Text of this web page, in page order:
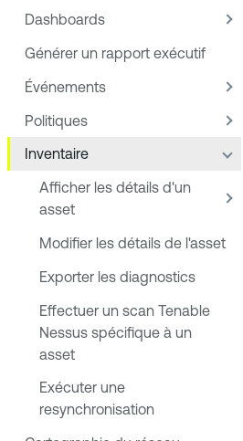
Dashboards
Générer un rapport exécutif
Événements
Politiques
Inventaire
Afficher les détails d'un
asset
Modifier les détails de l'asset
Exporter les diagnostics
Effectuer un scan Tenable
Nessus spécifique à un
asset
Exécuter une
resynchronisation